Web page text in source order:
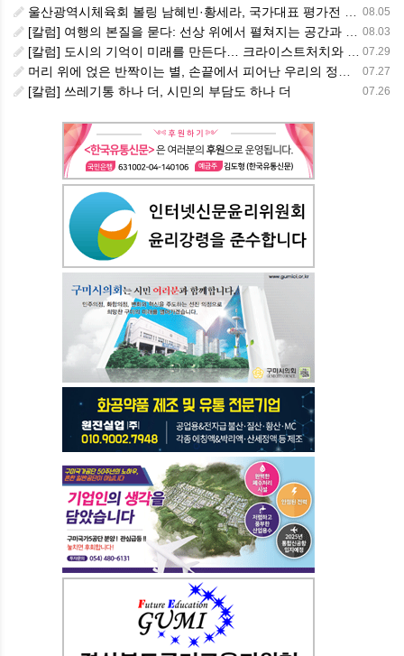
08.05
울산광역시체육회 볼링 남혜빈·황세라, 국가대표 평가전 통과… ‘아시아선수권 출전’
08.03
[칼럼] 여행의 본질을 묻다: 선상 위에서 펼쳐지는 공간과 사람, 그리고 미식의 미학
07.29
[칼럼] 도시의 기억이 미래를 만든다… 크라이스트처치와 한국 도시가 주는 교훈
07.27
머리 위에 얹은 반짝이는 별, 손끝에서 피어난 우리의 정체성
07.26
[칼럼] 쓰레기통 하나 더, 시민의 부담도 하나 더